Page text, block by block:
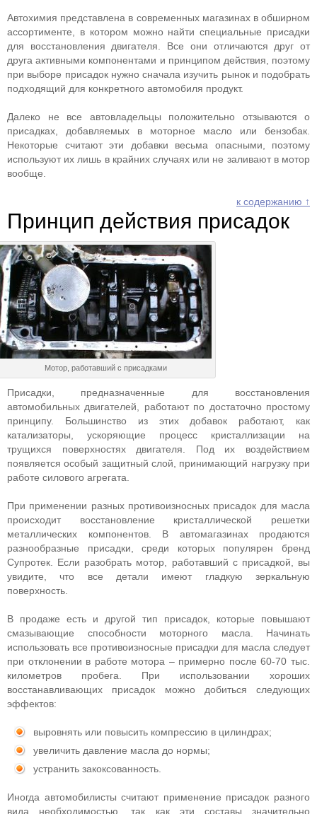
Автохимия представлена в современных магазинах в обширном
ассортименте, в котором можно найти специальные присадки
для восстановления двигателя. Все они отличаются друг от
друга активными компонентами и принципом действия, поэтому
при выборе присадок нужно сначала изучить рынок и подобрать
подходящий для конкретного автомобиля продукт.
Далеко не все автовладельцы положительно отзываются о
присадках, добавляемых в моторное масло или бензобак.
Некоторые считают эти добавки весьма опасными, поэтому
используют их лишь в крайних случаях или не заливают в мотор
вообще.
к содержанию ↑
Принцип действия присадок
Мотор, работавший с присадками
Присадки, предназначенные для восстановления
автомобильных двигателей, работают по достаточно простому
принципу. Большинство из этих добавок работают, как
катализаторы, ускоряющие процесс кристаллизации на
трущихся поверхностях двигателя. Под их воздействием
появляется особый защитный слой, принимающий нагрузку при
работе силового агрегата.
При применении разных противоизносных присадок для масла
происходит восстановление кристаллической решетки
металлических компонентов. В автомагазинах продаются
разнообразные присадки, среди которых популярен бренд
Супротек. Если разобрать мотор, работавший с присадкой, вы
увидите, что все детали имеют гладкую зеркальную
поверхность.
В продаже есть и другой тип присадок, которые повышают
смазывающие способности моторного масла. Начинать
использовать все противоизносные присадки для масла следует
при отклонении в работе мотора – примерно после 60-70 тыс.
километров пробега. При использовании хороших
восстанавливающих присадок можно добиться следующих
эффектов:
выровнять или повысить компрессию в цилиндрах;
увеличить давление масла до нормы;
устранить закоксованность.
Иногда автомобилисты считают применение присадок разного
вида необходимостью, так как эти составы значительно